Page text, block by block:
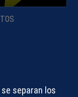
separan los